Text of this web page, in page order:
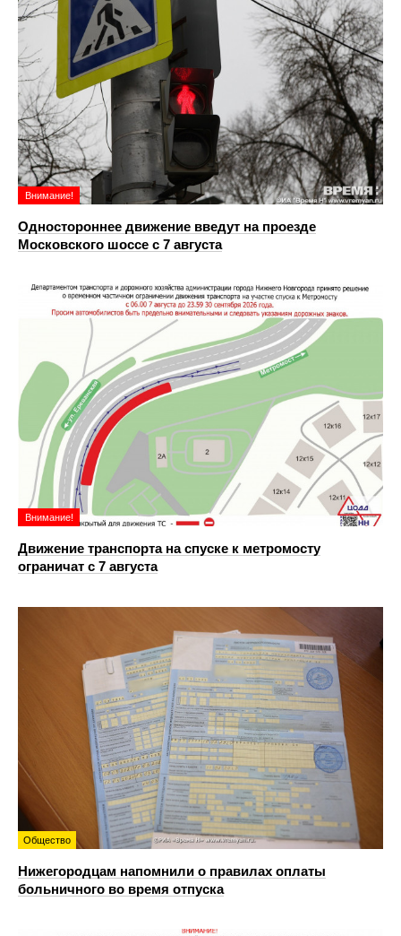
Внимание!
Одностороннее движение введут на проезде
Московского шоссе с 7 августа
Внимание!
Движение транспорта на спуске к метромосту
ограничат с 7 августа
Общество
Нижегородцам напомнили о правилах оплаты
больничного во время отпуска